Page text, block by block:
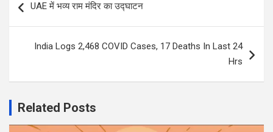
navigation
UAE में भव्‍य राम मंदिर का उद्घाटन
India Logs 2,468 COVID Cases, 17 Deaths In Last 24
Hrs
Related Posts